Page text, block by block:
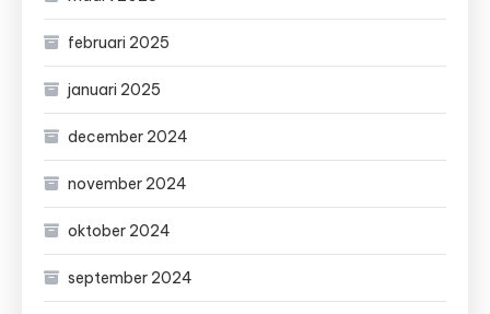
februari 2025
januari 2025
december 2024
november 2024
oktober 2024
september 2024